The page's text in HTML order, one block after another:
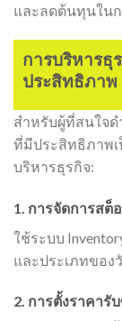
และลดต้นทุนใน
การบริหารธุ
ประสิทธิภาพ
สำหรับผู้ที่สนใจด
ที่มีประสิทธิภาพ
บริหารธุรกิจ:
1. การจัดการสต็
ใช้ระบบ
และประเภทของ
2. การตั้งราคารั